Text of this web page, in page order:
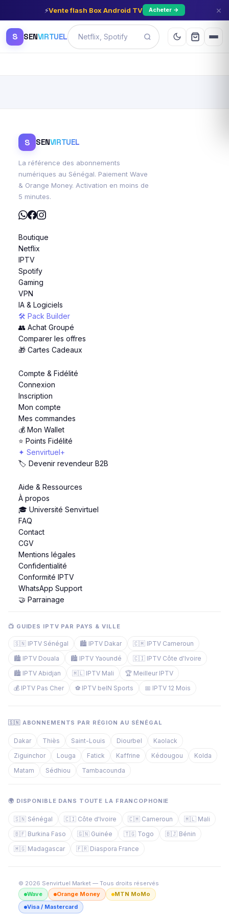
⚡Vente flash Box Android TV Acheter → ×
S SENVIRTUEL
S SENVIRTUEL
La référence des abonnements
numériques au Sénégal. Paiement Wave
& Orange Money. Activation en moins de
5 minutes.
Boutique
Netflix
IPTV
Spotify
Gaming
VPN
IA & Logiciels
🛠️ Pack Builder
👥 Achat Groupé
Comparer les offres
🎁 Cartes Cadeaux
Compte & Fidélité
Connexion
Inscription
Mon compte
Mes commandes
💰 Mon Wallet
⭐ Points Fidélité
✦ Senvirtuel+
🏷️ Devenir revendeur B2B
Aide & Ressources
À propos
🎓 Université Senvirtuel
FAQ
Contact
CGV
Mentions légales
Confidentialité
Conformité IPTV
WhatsApp Support
🤝 Parrainage
📺 GUIDES IPTV PAR PAYS & VILLE
🇸🇳 IPTV Sénégal 🏙️ IPTV Dakar
🇨🇲 IPTV Cameroun
🏙️ IPTV Douala
🏙️ IPTV Yaoundé
🇨🇮 IPTV Côte d'Ivoire
🏙️ IPTV Abidjan
🇲🇱 IPTV Mali
🏆 Meilleur IPTV
💰 IPTV Pas Cher
⚽ IPTV beIN Sports 📅 IPTV 12 Mois
🇸🇳 ABONNEMENTS PAR RÉGION AU SÉNÉGAL
Dakar Thiès Saint-Louis Diourbel
Kaolack
Ziguinchor
Louga Fatick Kaffrine Kédougou
Kolda
Matam
Sédhiou Tambacounda
🌍 DISPONIBLE DANS TOUTE LA FRANCOPHONIE
🇸🇳 Sénégal 🇨🇮 Côte d'Ivoire 🇨🇲 Cameroun
🇲🇱 Mali
🇧🇫 Burkina Faso
🇬🇳 Guinée 🇹🇬 Togo
🇧🇯 Bénin
🇲🇬 Madagascar
🇫🇷 Diaspora France
© 2026 Senvirtuel Market — Tous droits réservés
Wave
Orange Money
MTN MoMo
Visa / Mastercard